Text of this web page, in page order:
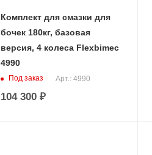
Комплект для смазки для
бочек 180кг, базовая
версия, 4 колеса Flexbimec
4990
Под заказ Арт.: 4990
104 300₽